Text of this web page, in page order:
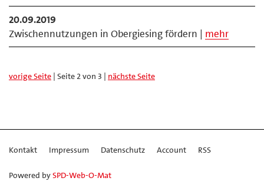
20.09.2019
Zwischennutzungen in Obergiesing fördern | mehr
vorige Seite | Seite 2 von 3 | nächste Seite
Kontakt Impressum Datenschutz Account RSS
Powered bySPD-Web-O-Mat